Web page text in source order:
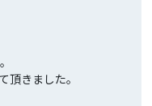
頂きました。